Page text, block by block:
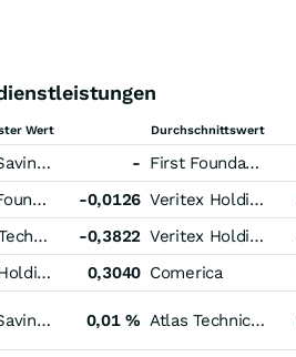
Wert Durchschnittswert
First Savings Financial Group - First Foundation
First Foundation -0,0126 Veritex Holdings
Atlas Technical Consultants Registered (A) -0,3822 Veritex Holdings
SWK Holdings 0,3040 Comerica
First Savings Financial Group 0,01 % Atlas Technical Consultants Registered (A)